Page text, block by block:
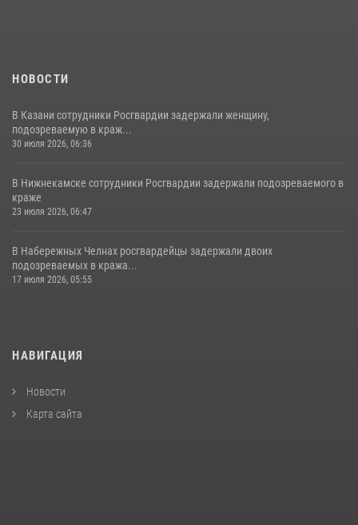
НОВОСТИ
В Казани сотрудники Росгвардии задержали женщину,
подозреваемую в краж...
30 июля 2026, 06:36
В Нижнекамске сотрудники Росгвардии задержали подозреваемого в
краже
23 июля 2026, 06:47
В Набережных Челнах росгвардейцы задержали двоих
подозреваемых в кража...
17 июля 2026, 05:55
НАВИГАЦИЯ
Новости
Карта сайта